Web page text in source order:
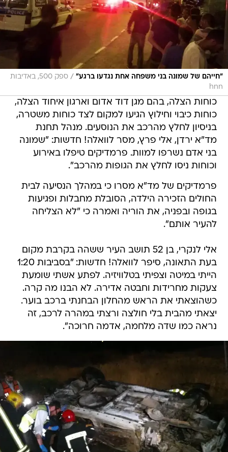
"חייהם של שמונה בני משפחה אחת נגדעו ברגע" /
ספק 500, באדיבות
hnn
כוחות הצלה, בהם מגן דוד אדום וארגון איחוד הצלה,
כוחות כיבוי וחילוץ הגיעו למקום לצד כוחות משטרה,
בניסיון לחלץ מהרכב את הנוסעים. מנהל תחנת
מד"א ירדן, אלי פרץ, מסר לוואלה! חדשות: "שמונה
בני אדם נשרפו למוות. פרמדיקים טיפלו באירוע
וכוחות ניסו לחלץ את הגופות מהרכב".
פרמדיקים של מד"א מסרו כי במהלך הנסיעה לבית
החולים הזכירה הילדה, הסובלת מחבלות ופגיעות
בגופה ובפניה, את הוריה ואמרה כי "לא הצליחה
להעיר אותם".
אלי לנקרי, בן 52 תושב העיר ששהה בקרבת מקום
בעת התאונה, סיפר לוואלה! חדשות: "בסביבות 1:20
הייתי במיטה וצפיתי בטלוויזיה. לפתע אשתי שומעת
צעקות מחרידות וחבטה אדירה. לא הבנו מה קרה.
כשהוצאתי את הראש מהחלון הבחנתי ברכב בוער.
יצאתי מהבית בלי חולצה ורצתי במהרה לרכב, זה
נראה כמו שדה מלחמה, אדמה חרוכה".